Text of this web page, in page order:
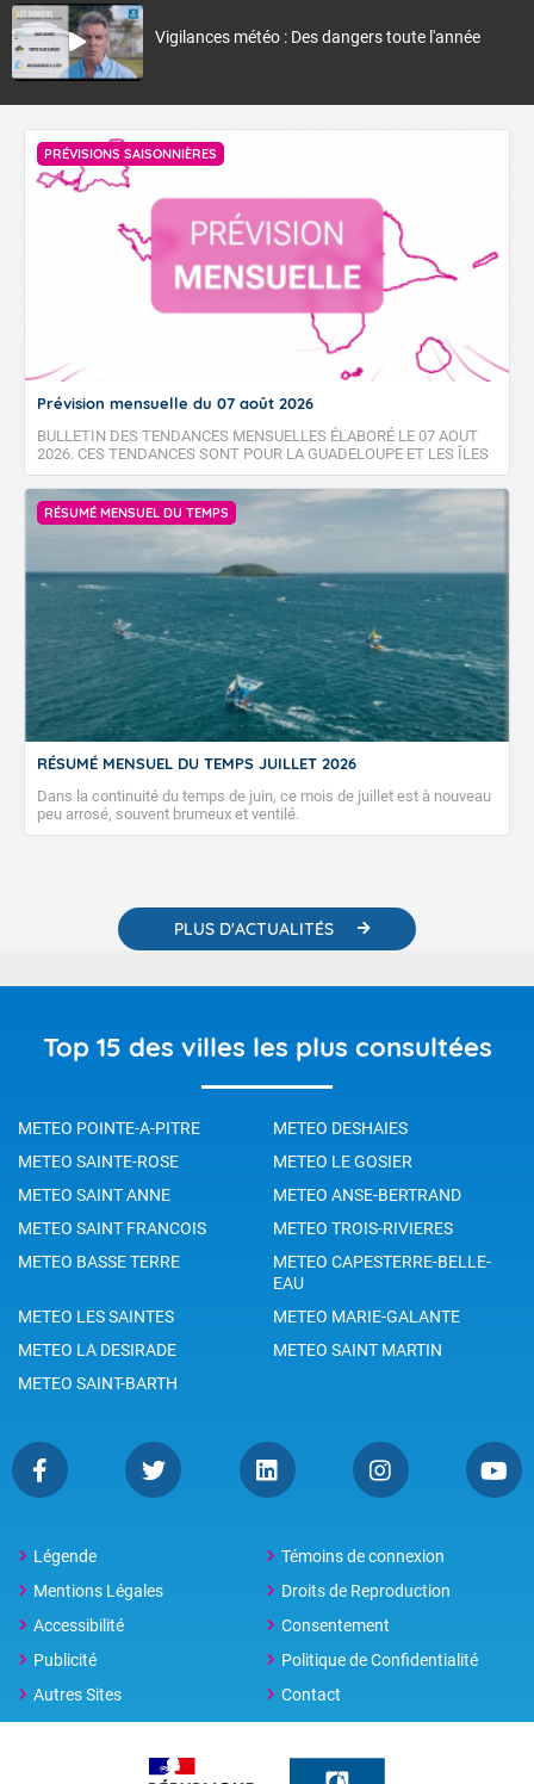
Vigilances météo : Des dangers toute l'année
PRÉVISIONS SAISONNIÈRES
Prévision mensuelle du 07 août 2026
BULLETIN DES TENDANCES MENSUELLES ÉLABORÉ LE 07 AOUT
2026. CES TENDANCES SONT POUR LA GUADELOUPE ET LES ÎLES
DU NORD, SAINT-MARTIN ET SAINT-BARTHÉLEMY.
RÉSUMÉ MENSUEL DU TEMPS
RÉSUMÉ MENSUEL DU TEMPS JUILLET 2026
Dans la continuité du temps de juin, ce mois de juillet est à nouveau
peu arrosé, souvent brumeux et ventilé.
PLUS D'ACTUALITÉS
Top 15 des villes les plus consultées
METEO POINTE-A-PITRE
METEO DESHAIES
METEO SAINTE-ROSE
METEO LE GOSIER
METEO SAINT ANNE
METEO ANSE-BERTRAND
METEO SAINT FRANCOIS
METEO TROIS-RIVIERES
METEO BASSE TERRE
METEO CAPESTERRE-BELLE-
EAU
METEO LES SAINTES
METEO MARIE-GALANTE
METEO LA DESIRADE
METEO SAINT MARTIN
METEO SAINT-BARTH
Légende
Témoins de connexion
Mentions Légales
Droits de Reproduction
Accessibilité
Consentement
Publicité
Politique de Confidentialité
Autres Sites
Contact